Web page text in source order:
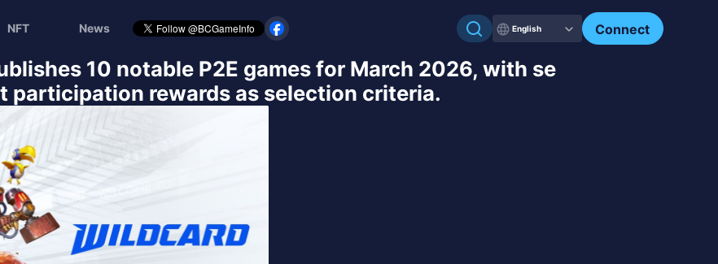
NFT News English Connect
10 notable P2E games for March 2026, with se
participation rewards as selection criteria.